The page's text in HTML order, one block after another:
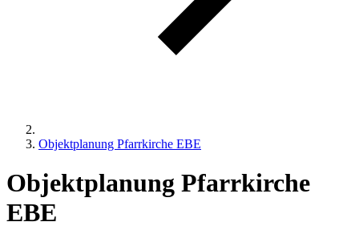
Objektplanung Pfarrkirche EBE
Objektplanung Pfarrkirche
EBE